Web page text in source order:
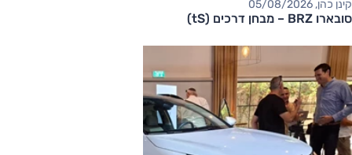
קינן כהן, 05/08/2026
סובארו BRZ – מבחן דרכים (tS)